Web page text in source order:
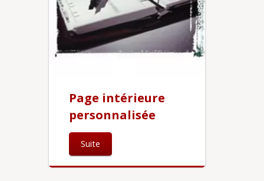
Page intérieure
personnalisée
Suite